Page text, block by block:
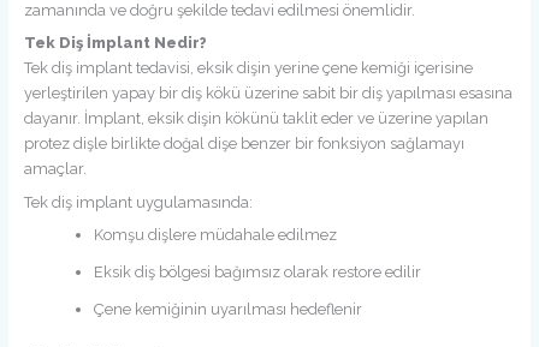
zamanında ve doğru şekilde tedavi edilmesi önemlidir.
Tek Diş İmplant Nedir?
Tek diş implant tedavisi, eksik dişin yerine çene kemiği içerisine
yerleştirilen yapay bir diş kökü üzerine sabit bir diş yapılması esasına
dayanır. İmplant, eksik dişin kökünü taklit eder ve üzerine yapılan
protez dişle birlikte doğal dişe benzer bir fonksiyon sağlamayı
amaçlar.
Tek diş implant uygulamasında:
Komşu dişlere müdahale edilmez
Eksik diş bölgesi bağımsız olarak restore edilir
Çene kemiğinin uyarılması hedeflenir